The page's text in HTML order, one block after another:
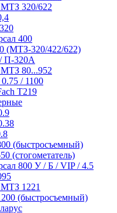
320/622
400
(МТЗ-320/422/622)
П-320А
80...952
/ 1100
T219
(быстросъемный)
(стогометатель)
800 У / Б / VIP / 4.5
1221
(быстросъемный)